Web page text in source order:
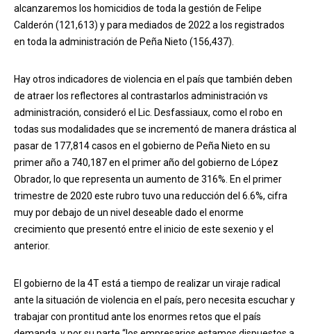
alcanzaremos los homicidios de toda la gestión de Felipe
Calderón (121,613) y para mediados de 2022 a los registrados
en toda la administración de Peña Nieto (156,437).
Hay otros indicadores de violencia en el país que también deben
de atraer los reflectores al contrastarlos administración vs
administración, consideró el Lic. Desfassiaux, como el robo en
todas sus modalidades que se incrementó de manera drástica al
pasar de 177,814 casos en el gobierno de Peña Nieto en su
primer año a 740,187 en el primer año del gobierno de López
Obrador, lo que representa un aumento de 316%. En el primer
trimestre de 2020 este rubro tuvo una reducción del 6.6%, cifra
muy por debajo de un nivel deseable dado el enorme
crecimiento que presentó entre el inicio de este sexenio y el
anterior.
El gobierno de la 4T está a tiempo de realizar un viraje radical
ante la situación de violencia en el país, pero necesita escuchar y
trabajar con prontitud ante los enormes retos que el país